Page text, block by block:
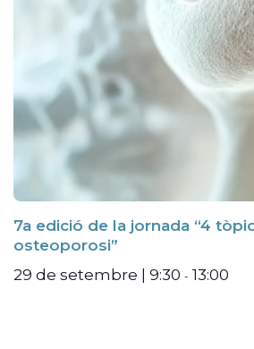
7a edició de la jornada “4
osteoporosi”
29 de setembre | 9:30 - 13:00